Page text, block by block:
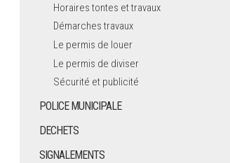
Horaires tontes et travaux
Démarches travaux
Le permis de louer
Le permis de diviser
Sécurité et publicité
POLICE MUNICIPALE
DECHETS
SIGNALEMENTS